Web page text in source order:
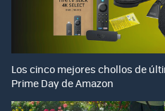
Los cinco mejores chollos de
Prime Day de Amazon